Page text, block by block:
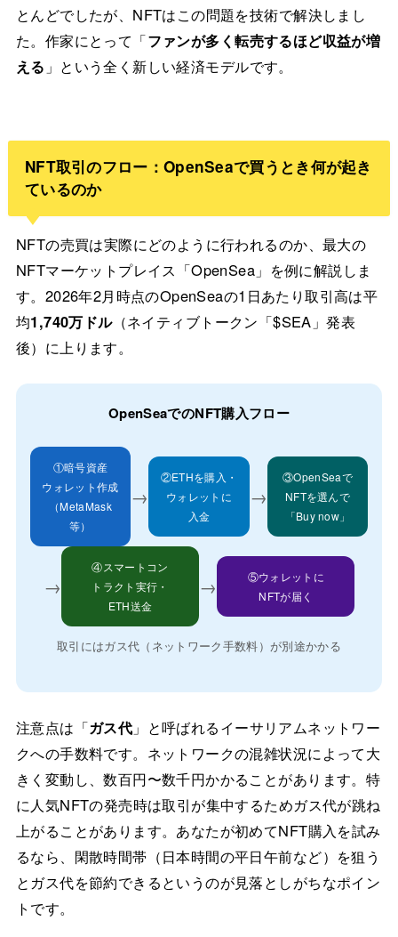
とんどでしたが、NFTはこの問題を技術で解決しまし
た。作家にとって「ファンが多く転売するほど収益が増
える 」という全く新しい経済モデルです。
NFT取引のフロー：OpenSeaで買うとき何が起き
ているのか
NFTの売買は実際にどのように行われるのか、最大の
NFTマーケットプレイス「OpenSea」を例に解説しま
す。2026年2月時点のOpenSeaの1日あたり取引高は平
均1,740万ドル（ネイティブトークン「$SEA」発表
後）に上ります。
OpenSeaでのNFT購入フロー
①暗号資産
ウォレット作成
（MetaMask
等）
→
②ETHを購入・
ウォレットに
入金
→
③OpenSeaで
NFTを選んで
「Buy now」
→
④スマートコン
トラクト実行・
ETH送金
→
⑤ウォレットに
NFTが届く
取引にはガス代（ネットワーク手数料）が別途かかる
注意点は「ガス代 」と呼ばれるイーサリアムネットワー
クへの手数料です。ネットワークの混雑状況によって大
きく変動し、数百円〜数千円かかることがあります。特
に人気NFTの発売時は取引が集中するためガス代が跳ね
上がることがあります。あなたが初めてNFT購入を試み
るなら、閑散時間帯（日本時間の平日午前など）を狙う
とガス代を節約できるというのが見落としがちなポイン
トです。